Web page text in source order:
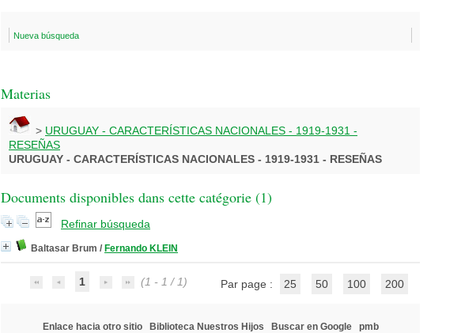
Nueva búsqueda
Materias
> URUGUAY - CARACTERÍSTICAS NACIONALES - 1919-1931 -
RESEÑAS
URUGUAY - CARACTERÍSTICAS NACIONALES - 1919-1931 - RESEÑAS
Documents disponibles dans cette catégorie (1)
Refinar búsqueda
Baltasar Brum / Fernando KLEIN
1 (1 - 1 / 1) Par page : 25 50 100 200
Enlace hacia otro sitio Biblioteca Nuestros Hijos Buscar en Google pmb